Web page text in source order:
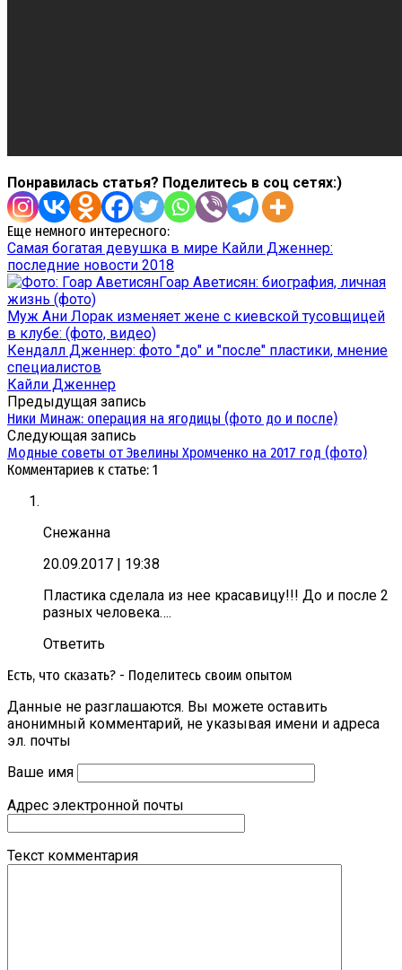
Понравилась статья? Поделитесь в соц сетях:)
Еще немного интересного:
Самая богатая девушка в мире Кайли Дженнер:
последние новости 2018
Гоар Аветисян: биография, личная
жизнь (фото)
Муж Ани Лорак изменяет жене с киевской тусовщицей
в клубе: (фото, видео)
Кендалл Дженнер: фото "до" и "после" пластики, мнение
специалистов
Кайли Дженнер
Предыдущая запись
Ники Минаж: операция на ягодицы (фото до и после)
Следующая запись
Модные советы от Эвелины Хромченко на 2017 год (фото)
Комментариев к статье: 1
Снежанна
20.09.2017
| 19:38
Пластика сделала из нее красавицу!!! До и после 2
разных человека….
Ответить
Есть, что сказать? - Поделитесь своим опытом
Данные не разглашаются. Вы можете оставить
анонимный комментарий, не указывая имени и адреса
эл. почты
Ваше имя
Адрес электронной почты
Текст комментария